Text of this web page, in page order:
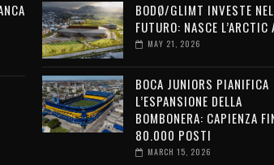
BODØ/GLIMT INVESTE NEL
FUTURO: NASCE L’ARCTIC
MAY 21, 2026
BOCA JUNIORS PIANIFICA
L’ESPANSIONE DELLA
BOMBONERA: CAPIENZA
80.000 POSTI
MARCH 15, 2026